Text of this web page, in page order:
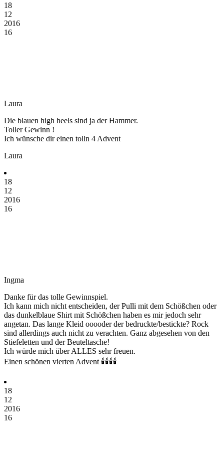
18
12
2016
16
Laura
Die blauen high heels sind ja der Hammer.
Toller Gewinn !
Ich wünsche dir einen tolln 4 Advent
Laura
18
12
2016
16
Ingma
Danke für das tolle Gewinnspiel.
Ich kann mich nicht entscheiden, der Pulli mit dem Schößchen oder
das dunkelblaue Shirt mit Schößchen haben es mir jedoch sehr
angetan. Das lange Kleid ooooder der bedruckte/bestickte? Rock
sind allerdings auch nicht zu verachten. Ganz abgesehen von den
Stiefeletten und der Beuteltasche!
Ich würde mich über ALLES sehr freuen.
Einen schönen vierten Advent 🕯🕯🕯🕯
18
12
2016
16